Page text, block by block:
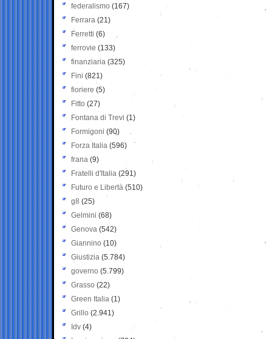
federalismo (167)
Ferrara (21)
Ferretti (6)
ferrovie (133)
finanziaria (325)
Fini (821)
fioriere (5)
Fitto (27)
Fontana di Trevi (1)
Formigoni (90)
Forza Italia (596)
frana (9)
Fratelli d'Italia (291)
Futuro e Libertà (510)
g8 (25)
Gelmini (68)
Genova (542)
Giannino (10)
Giustizia (5.784)
governo (5.799)
Grasso (22)
Green Italia (1)
Grillo (2.941)
Idv (4)